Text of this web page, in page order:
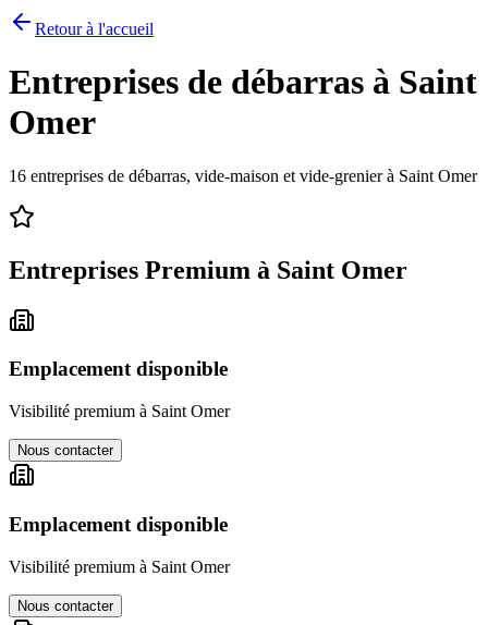
Retour à l'accueil
Entreprises de débarras à Saint
Omer
16 entreprises de débarras, vide-maison et vide-grenier à Saint Omer
Entreprises Premium à Saint Omer
Emplacement disponible
Visibilité premium à Saint Omer
Nous contacter
Emplacement disponible
Visibilité premium à Saint Omer
Nous contacter